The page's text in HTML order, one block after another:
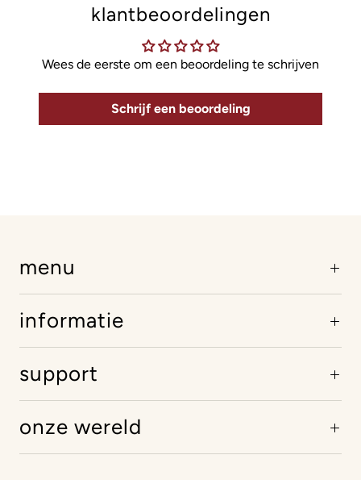
klantbeoordelingen
Wees de eerste om een beoordeling te schrijven
Schrijf een beoordeling
menu
informatie
support
onze wereld